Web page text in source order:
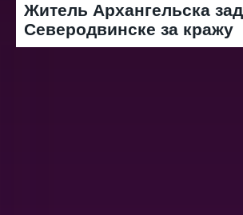
Житель Архангельска
Северодвинске за кражу